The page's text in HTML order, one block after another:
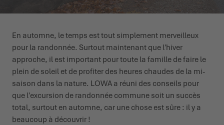
LOWA PROFESSIONAL
LOWA PROFESSIONAL
PODCAST
PRESSE
CARRIÈRE
En automne, le temps est tout simplement merveilleux
pour la randonnée. Surtout maintenant que l'hiver
approche, il est important pour toute la famille de faire le
plein de soleil et de profiter des heures chaudes de la mi-
saison dans la nature. LOWA a réuni des conseils pour
que l'excursion de randonnée commune soit un succès
total, surtout en automne, car une chose est sûre : il y a
beaucoup à découvrir !